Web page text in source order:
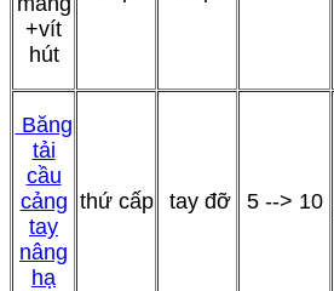
+vít
hút
Băng
tải
cầu
cảng
tay
nâng
hạ
thứ cấp tay đỡ 5 --> 10